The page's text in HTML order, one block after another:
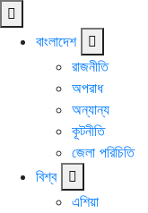
বাংলাদেশ
রাজনীতি
অপরাধ
অন্যান্য
কূটনীতি
জেলা পরিচিতি
বিশ্ব
এশিয়া